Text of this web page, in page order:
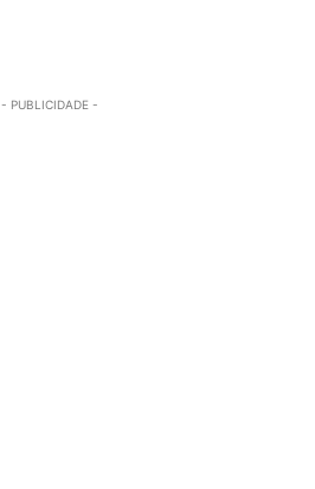
- PUBLICIDADE -